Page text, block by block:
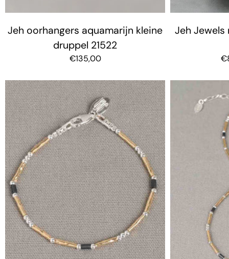
Jeh oorhangers aquamarijn kleine
druppel 21522
€135,00
Jeh